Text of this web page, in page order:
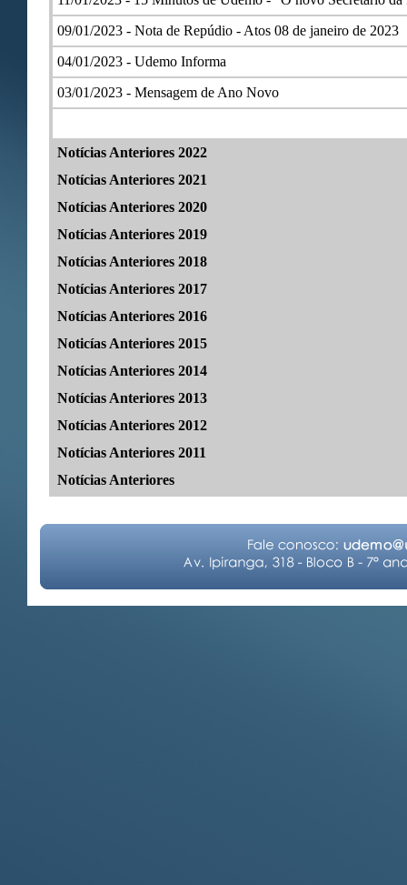
09/01/2023 - Nota de Repúdio - Atos 08 de janeiro de 2023
04/01/2023 - Udemo Informa
03/01/2023 - Mensagem de Ano Novo
Notícias Anteriores 2022
Notícias Anteriores 2021
Notícias Anteriores 2020
Notícias Anteriores 2019
Notícias Anteriores 2018
Notícias Anteriores 2017
Notícias Anteriores 2016
Noticías Anteriores 2015
Notícias Anteriores 2014
Notícias Anteriores 2013
Notícias Anteriores 2012
Notícias Anteriores 2011
Notícias Anteriores